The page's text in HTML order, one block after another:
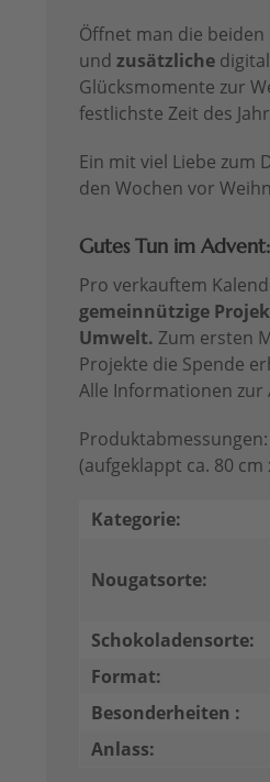
Öffnet man die beiden
und zusätzliche
Glücksmomente zur
festlichste Zeit des
Ein mit viel Liebe zum
den Wochen vor
Gutes Tun im
Pro verkauftem
gemeinnützige
Umwelt. Zum ersten
Projekte die Spende
Alle Informationen
(aufgeklappt ca. 80 cm
Kategorie:
Nougatsorte:
Schokoladensorte:
Format:
Besonderheiten :
Anlass: